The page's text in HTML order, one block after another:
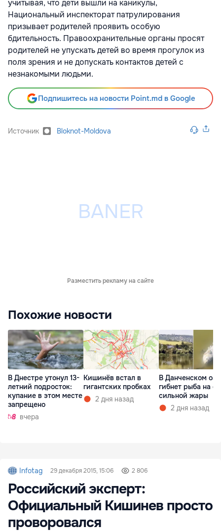
учитывая, что дети вышли на каникулы,
Национальный инспекторат патрулирования
призывает родителей проявить особую
бдительность. Правоохранительные органы просят
родителей не упускать детей во время прогулок из
поля зрения и не допускать контактов детей с
незнакомыми людьми.
Подпишитесь на новости Point.md в Google
Источник Bloknot-Moldova
Разместить рекламу на сайте
Похожие новости
В Днестре утонул 13-
летний подросток:
купание в этом месте
запрещено
вчера
Кишинёв встал в
гигантских пробках
2 дня назад
В Данченском
гибнет рыба на
сильной жары
2 дня назад
Infotag 29 декабря 2015, 15:06 2 806
Российский эксперт:
Официальный Кишинев просто
проворовался